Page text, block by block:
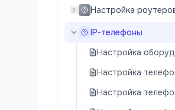
Настройка
IP-телефоны